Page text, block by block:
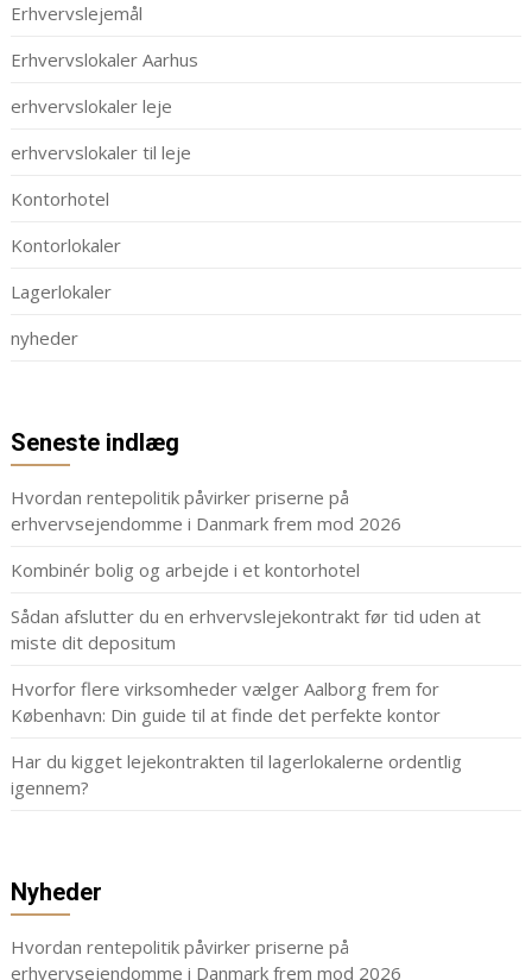
Erhvervslejemål
Erhvervslokaler Aarhus
erhvervslokaler leje
erhvervslokaler til leje
Kontorhotel
Kontorlokaler
Lagerlokaler
nyheder
Seneste indlæg
Hvordan rentepolitik påvirker priserne på
erhvervsejendomme i Danmark frem mod 2026
Kombinér bolig og arbejde i et kontorhotel
Sådan afslutter du en erhvervslejekontrakt før tid uden at
miste dit depositum
Hvorfor flere virksomheder vælger Aalborg frem for
København: Din guide til at finde det perfekte kontor
Har du kigget lejekontrakten til lagerlokalerne ordentlig
igennem?
Nyheder
Hvordan rentepolitik påvirker priserne på
erhvervsejendomme i Danmark frem mod 2026